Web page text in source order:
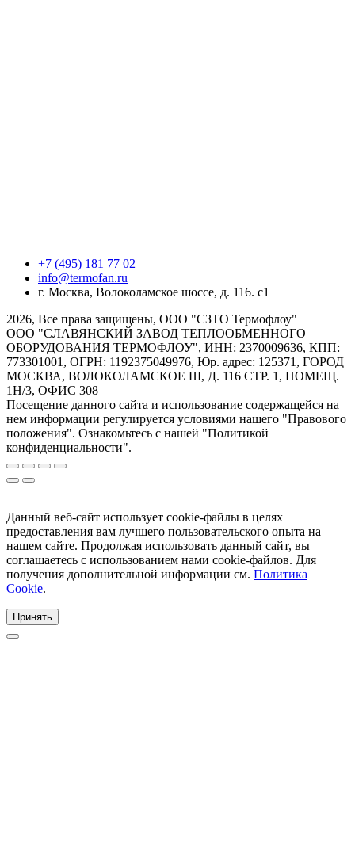
+7 (495) 181 77 02
info@termofan.ru
г. Москва, Волоколамское шоссе, д. 116. с1
2026, Все права защищены, ООО "СЗТО Термофлоу"
ООО "СЛАВЯНСКИЙ ЗАВОД ТЕПЛООБМЕННОГО
ОБОРУДОВАНИЯ ТЕРМОФЛОУ", ИНН: 2370009636, КПП:
773301001, ОГРН: 1192375049976, Юр. адрес: 125371, ГОРОД
МОСКВА, ВОЛОКОЛАМСКОЕ Ш, Д. 116 СТР. 1, ПОМЕЩ.
1Н/3, ОФИС 308
Посещение данного сайта и использование содержащейся на
нем информации регулируется условиями нашего "Правового
положения". Ознакомьтесь с нашей "Политикой
конфиденциальности".
Данный веб-сайт использует cookie-файлы в целях
предоставления вам лучшего пользовательского опыта на
нашем сайте. Продолжая использовать данный сайт, вы
соглашаетесь с использованием нами cookie-файлов. Для
получения дополнительной информации см. Политика
Cookie.
Принять